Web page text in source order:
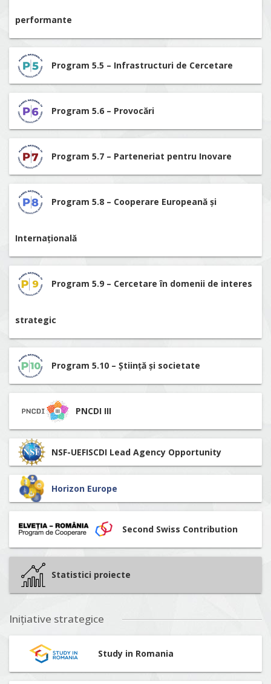
performante
Program 5.5 – Infrastructuri de Cercetare
Program 5.6 – Provocări
Program 5.7 – Parteneriat pentru Inovare
Program 5.8 – Cooperare Europeană și
Internațională
Program 5.9 – Cercetare în domenii de interes
strategic
Program 5.10 – Știință și societate
PNCDI III
NSF-UEFISCDI Lead Agency Opportunity
Horizon Europe
Second Swiss Contribution
Statistici proiecte
Inițiative strategice
Study in Romania